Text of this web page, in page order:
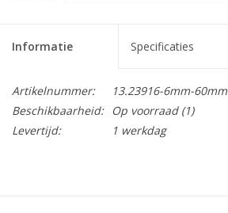
Informatie Specificaties
Artikelnummer:
13.23916-6mm-60mm
Beschikbaarheid:
Op voorraad(1)
Levertijd:
1 werkdag